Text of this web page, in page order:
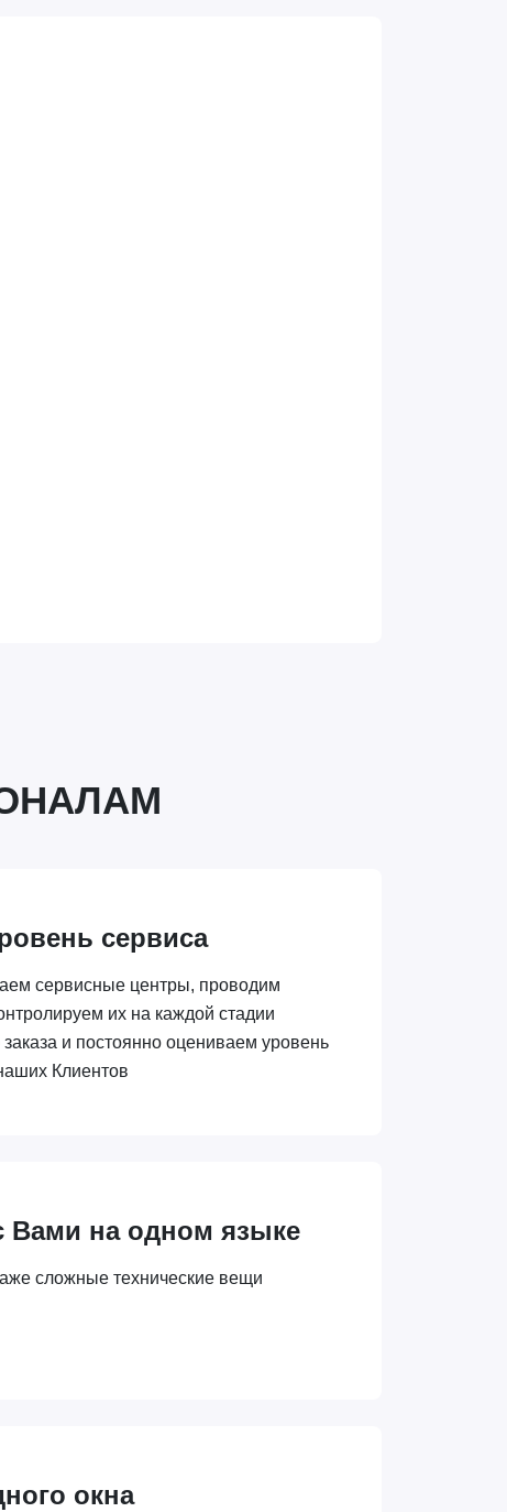
сервиса
сервисные центры, проводим
их на каждой стадии
и постоянно оцениваем уровень
Клиентов
Вами на одном языке
сложные технические вещи
окна